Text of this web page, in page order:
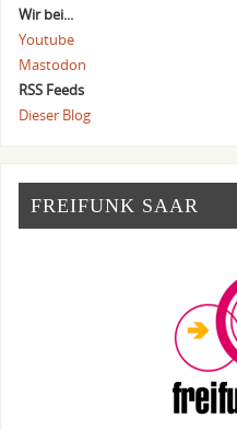
Wir bei...
Youtube
Mastodon
RSS Feeds
Dieser Blog
FREIFUNK SAAR